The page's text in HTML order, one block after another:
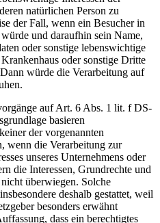
natürlichen Person zu
der Fall, wenn ein Besucher in
und daraufhin sein Name,
oder sonstige lebenswichtige
oder sonstige Dritte
würde die Verarbeitung auf
auf Art. 6 Abs. 1 lit. f DS-
basieren
der vorgenannten
wenn die Verarbeitung zur
unseres Unternehmens oder
die Interessen, Grundrechte und
überwiegen. Solche
deshalb gestattet, weil
besonders erwähnt
dass ein berechtigtes